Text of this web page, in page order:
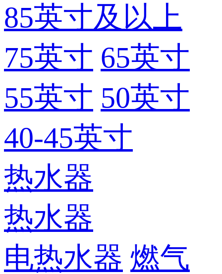
85英寸及以上
75英寸 65英寸
55英寸 50英寸
40-45英寸
热水器
热水器
电热水器 燃气